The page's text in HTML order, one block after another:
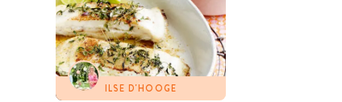
ILSE D'HOOGE